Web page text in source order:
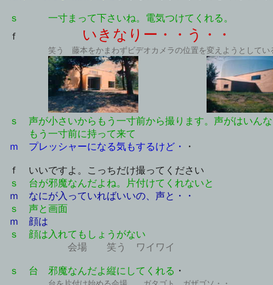
ｓ 一寸まって下さいね。電気つけてくれる。
ｆ
いきなりー・・う・・
笑う 藤本をかまわずビデオカメラの位置を変えようとしてい
ｓ 声が小さいからもう一寸前から撮ります。声がはいん
もう一寸前に持って来て
ｍ プレッシャーになる気もするけど・
・
ｆ いいですよ。こっちだけ撮ってください
ｓ 台が邪魔なんだよね。片付けてくれないと
ｍ なにが入っていればいいの、声と・・
ｓ 声と画面
ｍ 顔は
ｓ 顔は入れてもしょうがない
会場 笑う ワイワイ
ｓ 台 邪魔なんだよ縦にしてくれる ・